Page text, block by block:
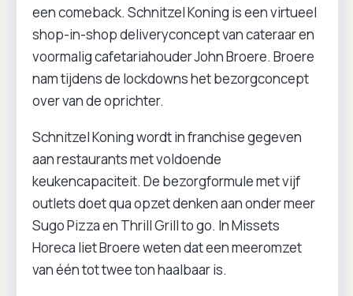
een comeback. Schnitzel Koning is een virtueel
shop-in-shop deliveryconcept van cateraar en
voormalig cafetariahouder John Broere. Broere
nam tijdens de lockdowns het bezorgconcept
over van de oprichter.
Schnitzel Koning wordt in franchise gegeven
aan restaurants met voldoende
keukencapaciteit. De bezorgformule met vijf
outlets doet qua opzet denken aan onder meer
Sugo Pizza en Thrill Grill to go. In Missets
Horeca liet Broere weten dat een meeromzet
van één tot twee ton haalbaar is.